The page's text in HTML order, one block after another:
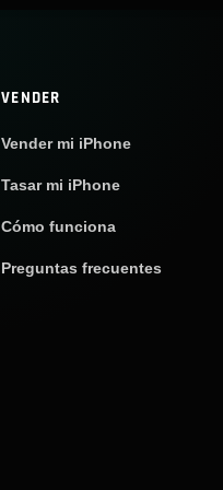
VENDER
Vender mi iPhone
Tasar mi iPhone
Cómo funciona
Preguntas frecuentes